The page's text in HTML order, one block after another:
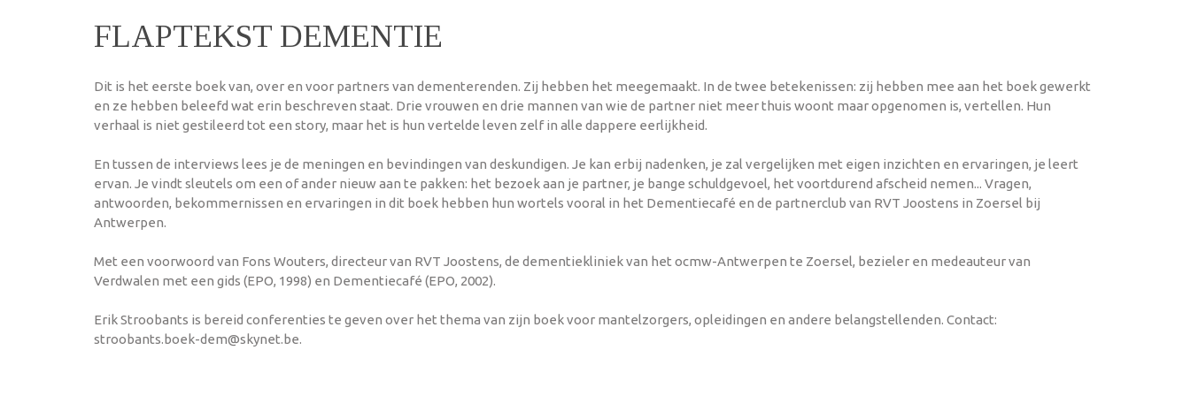
FLAPTEKST DEMENTIE
Dit is het eerste boek van, over en voor partners van dementerenden. Zij hebben het meegemaakt. In de twee betekenissen: zij hebben mee aan het boek gewerkt
en ze hebben beleefd wat erin beschreven staat. Drie vrouwen en drie mannen van wie de partner niet meer thuis woont maar opgenomen is, vertellen. Hun
verhaal is niet gestileerd tot een story, maar het is hun vertelde leven zelf in alle dappere eerlijkheid.
En tussen de interviews lees je de meningen en bevindingen van deskundigen. Je kan erbij nadenken, je zal vergelijken met eigen inzichten en ervaringen, je leert
ervan. Je vindt sleutels om een of ander nieuw aan te pakken: het bezoek aan je partner, je bange schuldgevoel, het voortdurend afscheid nemen... Vragen,
antwoorden, bekommernissen en ervaringen in dit boek hebben hun wortels vooral in het Dementiecafé en de partnerclub van RVT Joostens in Zoersel bij
Antwerpen.
Met een voorwoord van Fons Wouters, directeur van RVT Joostens, de dementiekliniek van het ocmw-Antwerpen te Zoersel, bezieler en medeauteur van
Verdwalen met een gids (EPO, 1998) en Dementiecafé (EPO, 2002).
Erik Stroobants is bereid conferenties te geven over het thema van zijn boek voor mantelzorgers, opleidingen en andere belangstellenden. Contact:
stroobants.boek-dem@skynet.be.